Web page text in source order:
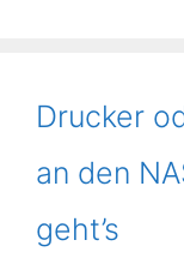
Drucker
an den
geht’s